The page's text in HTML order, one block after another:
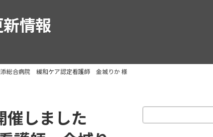
情報
総合病院 緩和ケア認定看護師 金城りか 様
催しました